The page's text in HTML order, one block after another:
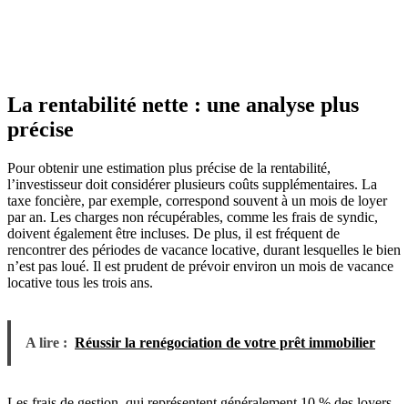
La rentabilité nette : une analyse plus
précise
Pour obtenir une estimation plus précise de la rentabilité,
l’investisseur doit considérer plusieurs coûts supplémentaires. La
taxe foncière, par exemple, correspond souvent à un mois de loyer
par an. Les charges non récupérables, comme les frais de syndic,
doivent également être incluses. De plus, il est fréquent de
rencontrer des périodes de vacance locative, durant lesquelles le bien
n’est pas loué. Il est prudent de prévoir environ un mois de vacance
locative tous les trois ans.
A lire : Réussir la renégociation de votre prêt immobilier